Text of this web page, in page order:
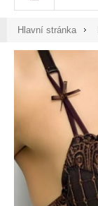
Hlavní stránka